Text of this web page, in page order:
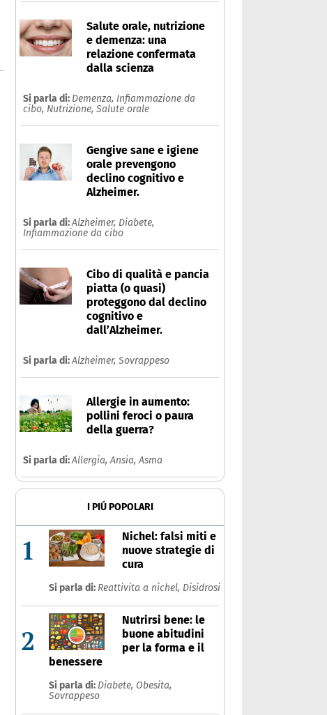
Salute orale, nutrizione
e demenza: una
relazione confermata
dalla scienza
Si parla di: Demenza, Infiammazione da
cibo, Nutrizione, Salute orale
Gengive sane e igiene
orale prevengono
declino cognitivo e
Alzheimer.
Si parla di:Alzheimer, Diabete,
Infiammazione da cibo
Cibo di qualità e pancia
piatta (o quasi)
proteggono dal declino
cognitivo e
dall’Alzheimer.
Si parla di:Alzheimer, Sovrappeso
Allergie in aumento:
pollini feroci o paura
della guerra?
Si parla di:Allergia,Ansia,Asma
I PIÚ POPOLARI
1
Nichel: falsi miti e
nuove strategie di
cura
Si parla di: Reattivita a nichel, Disidrosi
2
Nutrirsi bene: le
buone abitudini
per la forma e il
benessere
Si parla di: Diabete, Obesita,
Sovrappeso